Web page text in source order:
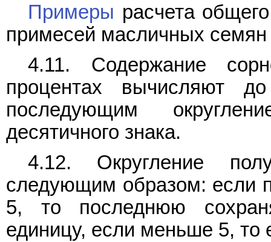
Примеры расчета
примесей масличных
4.11. Содержание
процентах вычисляют
последующим
десятичного знака.
4.12. Округление
следующим образом: если
5, то последнюю
единицу, если меньше 5, то